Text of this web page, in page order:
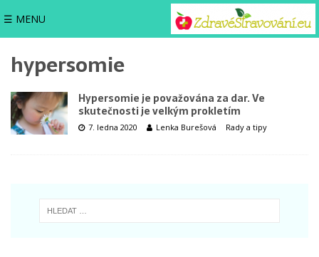
☰ MENU
hypersomie
Hypersomie je považována za dar. Ve
skutečnosti je velkým prokletím
7. ledna 2020 Lenka Burešová Rady a tipy